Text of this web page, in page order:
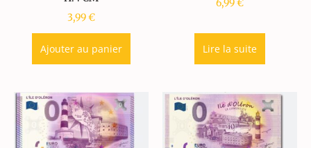
3,99€
Ajouter au panier
6,99€
Lire la suite